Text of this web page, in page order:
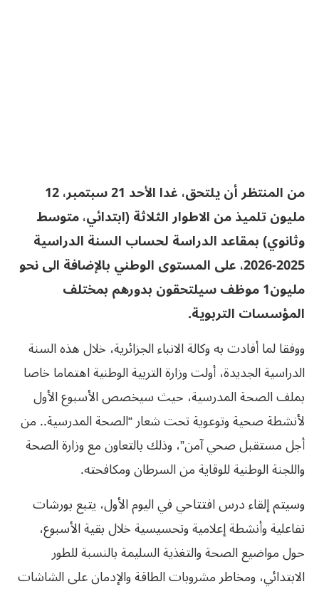
من المنتظر أن يلتحق، غدا الأحد 21 سبتمبر، 12
مليون تلميذ من الاطوار الثلاثة (ابتدائي، متوسط
وثانوي) بمقاعد الدراسة لحساب السنة الدراسية
2025-2026، على المستوى الوطني بالإضافة الى نحو
مليون1 موظف سيلتحقون بدورهم بمختلف
المؤسسات التربوية.
ووفقا لما أفادت به وكالة الانباء الجزائرية، خلال هذه السنة
الدراسية الجديدة، أولت وزارة التربية الوطنية اهتماما خاصا
بملف الصحة المدرسية، حيث سيخصص الأسبوع الأول
لأنشطة صحية وتوعوية تحت شعار “الصحة المدرسية.. من
أجل مستقبل صحي آمن”، وذلك بالتعاون مع وزارة الصحة
واللجنة الوطنية للوقاية من السرطان ومكافحته.
وسيتم إلقاء درس افتتاحي في اليوم الأول، يتبع بورشات
تفاعلية وأنشطة إعلامية وتحسيسية خلال بقية الأسبوع،
حول مواضيع الصحة والتغذية السليمة بالنسبة للطور
الابتدائي، ومخاطر مشروبات الطاقة والإدمان على الشاشات